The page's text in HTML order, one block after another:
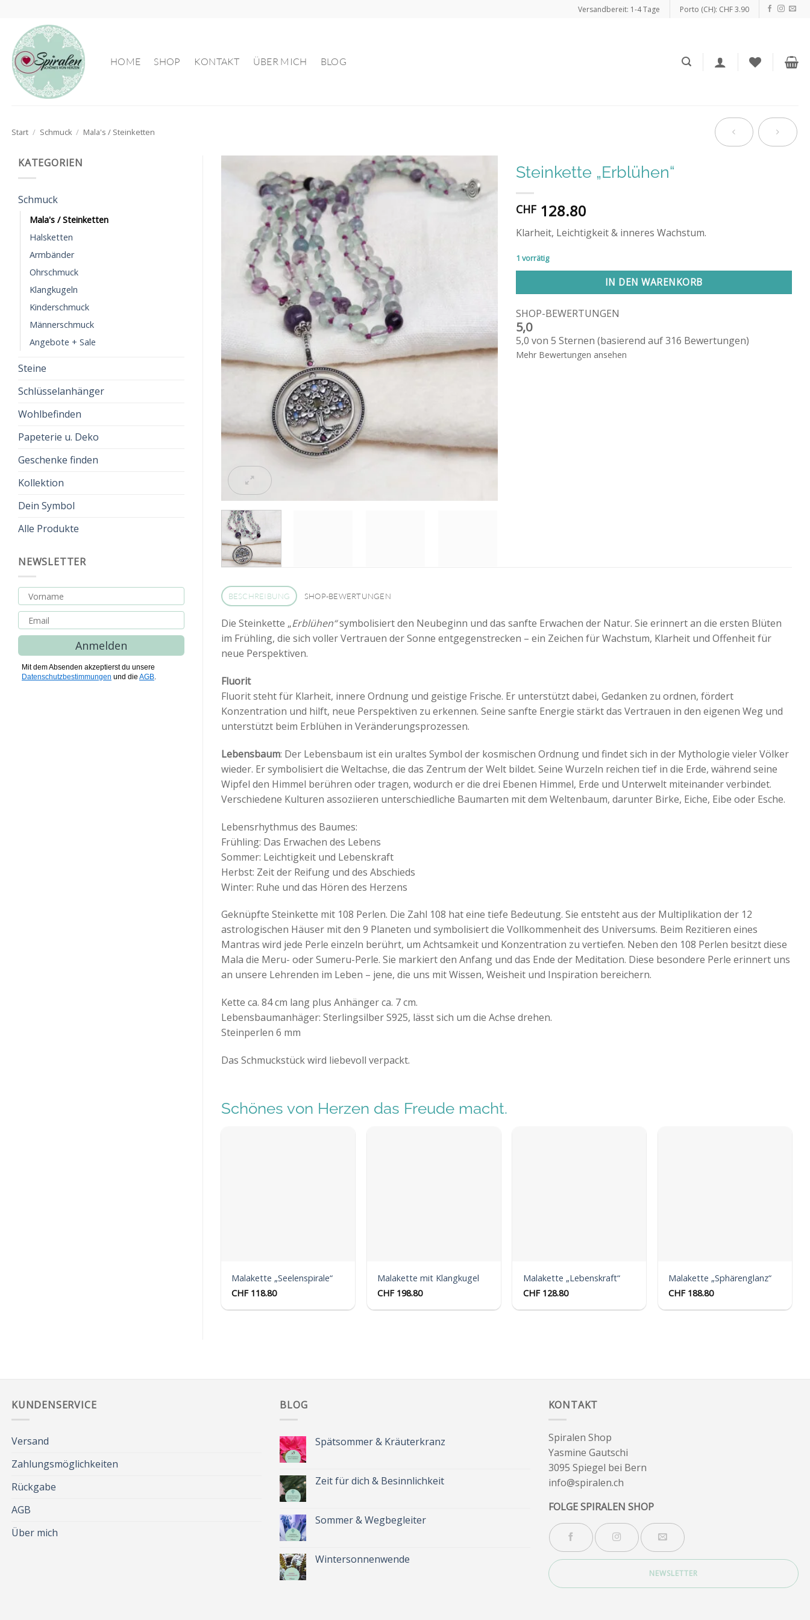
springen
Versandbereit: 1-4 Tage Porto (CH): CHF 3.90
HOME SHOP KONTAKT ÜBER MICH BLOG
Start / Schmuck / Mala's / Steinketten
KATEGORIEN
Schmuck
Mala's / Steinketten
Halsketten
Armbänder
Ohrschmuck
Klangkugeln
Kinderschmuck
Männerschmuck
Angebote + Sale
Steine
Schlüsselanhänger
Wohlbefinden
Papeterie u. Deko
Geschenke finden
Kollektion
Dein Symbol
Alle Produkte
NEWSLETTER
Anmelden
Mit dem Absenden akzeptierst du unsere
Datenschutzbestimmungen und die AGB.
Auf die
Steinkette „Erblühen“
CHF128.80
Klarheit, Leichtigkeit & inneres Wachstum.
1 vorrätig
IN DEN WARENKORB
SHOP-BEWERTUNGEN
5,0
5,0 von 5 Sternen (basierend auf 316 Bewertungen)
Mehr Bewertungen ansehen
BESCHREIBUNG SHOP-BEWERTUNGEN
Die Steinkette „Erblühen“symbolisiert den Neubeginn und das sanfte Erwachen der Natur. Sie erinnert an die ersten Blüten
im Frühling, die sich voller Vertrauen der Sonne entgegenstrecken – ein Zeichen für Wachstum, Klarheit und Offenheit für
neue Perspektiven.
Fluorit
Fluorit steht für Klarheit, innere Ordnung und geistige Frische. Er unterstützt dabei, Gedanken zu ordnen, fördert
Konzentration und hilft, neue Perspektiven zu erkennen. Seine sanfte Energie stärkt das Vertrauen in den eigenen Weg und
unterstützt beim Erblühen in Veränderungsprozessen.
Lebensbaum: Der Lebensbaum ist ein uraltes Symbol der kosmischen Ordnung und findet sich in der Mythologie vieler Völker
wieder. Er symbolisiert die Weltachse, die das Zentrum der Welt bildet. Seine Wurzeln reichen tief in die Erde, während seine
Wipfel den Himmel berühren oder tragen, wodurch er die drei Ebenen Himmel, Erde und Unterwelt miteinander verbindet.
Verschiedene Kulturen assoziieren unterschiedliche Baumarten mit dem Weltenbaum, darunter Birke, Eiche, Eibe oder Esche.
Lebensrhythmus des Baumes:
Frühling: Das Erwachen des Lebens
Sommer: Leichtigkeit und Lebenskraft
Herbst: Zeit der Reifung und des Abschieds
Winter: Ruhe und das Hören des Herzens
Geknüpfte Steinkette mit 108 Perlen. Die Zahl 108 hat eine tiefe Bedeutung. Sie entsteht aus der Multiplikation der 12
astrologischen Häuser mit den 9 Planeten und symbolisiert die Vollkommenheit des Universums. Beim Rezitieren eines
Mantras wird jede Perle einzeln berührt, um Achtsamkeit und Konzentration zu vertiefen. Neben den 108 Perlen besitzt diese
Mala die Meru- oder Sumeru-Perle. Sie markiert den Anfang und das Ende der Meditation. Diese besondere Perle erinnert uns
an unsere Lehrenden im Leben – jene, die uns mit Wissen, Weisheit und Inspiration bereichern.
Kette ca. 84 cm lang plus Anhänger ca. 7 cm.
Lebensbaumanhäger: Sterlingsilber S925, lässt sich um die Achse drehen.
Steinperlen 6 mm
Das Schmuckstück wird liebevoll verpackt.
Schönes von Herzen das Freude macht.
Malakette „Seelenspirale“
CHF118.80
Malakette mit Klangkugel
CHF198.80
Malakette „Lebenskraft“
CHF128.80
Malakette „Sphärenglanz“
CHF188.80
KUNDENSERVICE
Versand
Zahlungsmöglichkeiten
Rückgabe
AGB
Über mich
BLOG
Spätsommer & Kräuterkranz
Spätsommer
&
Zeit für dich & Besinnlichkeit
Zeit
für
Sommer & Wegbegleiter
Sommer
&
Wintersonnenwende
KONTAKT
Spiralen Shop
Yasmine Gautschi
3095 Spiegel bei Bern
info@spiralen.ch
FOLGE SPIRALEN SHOP
NEWSLETTER